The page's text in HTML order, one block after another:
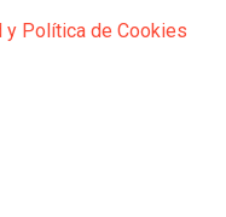
Política de Cookies